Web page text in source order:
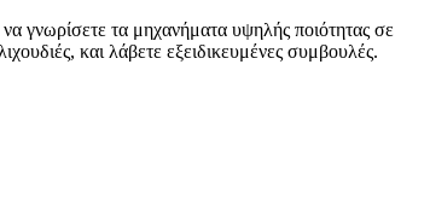
γνωρίσετε τα μηχανήματα υψηλής ποιότητας σε
και λάβετε εξειδικευμένες συμβουλές.